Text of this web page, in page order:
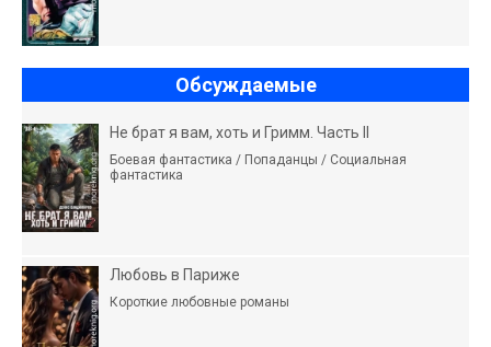
Обсуждаемые
Не брат я вам, хоть и Гримм. Часть II
Боевая фантастика / Попаданцы / Социальная
фантастика
Любовь в Париже
Короткие любовные романы